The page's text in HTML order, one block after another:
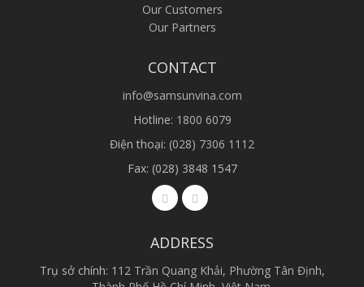
Our Customers
Our Partners
CONTACT
info@samsunvina.com
Hotline: 1800 6079
Điện thoại: (028) 7306 1112
Fax: (028) 3848 1547
ADDRESS
Trụ sở chính: 112 Trần Quang Khải, Phường Tân Định,